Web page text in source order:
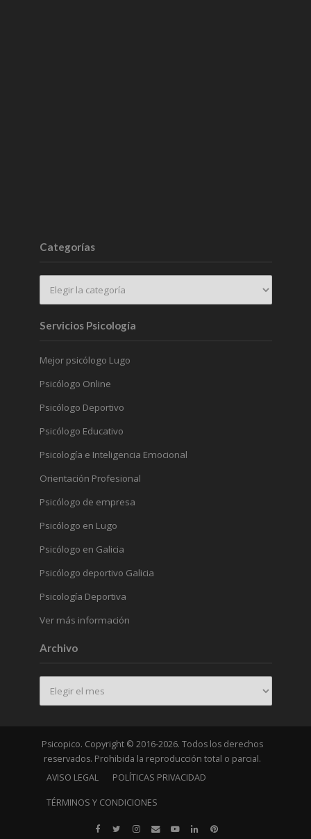
Categorías
Servicios Psicología
Mejor psicólogo Lugo
Psicólogo Online
Psicólogo Deportivo
Psicólogo Educativo
Psicología e Inteligencia Emocional
Orientación Profesional
Psicólogo de empresa
Psicólogo en Lugo
Psicólogo en Galicia
Psicólogo deportivo Galicia
Psicología Deportiva
Ver más información
Archivo
Archivo
Psicopico. Copyright © 2016-2026. Todos los derechos
reservados. Prohibida la reproducción total o parcial.
AVISO LEGAL
POLÍTICAS PRIVACIDAD
TÉRMINOS Y CONDICIONES